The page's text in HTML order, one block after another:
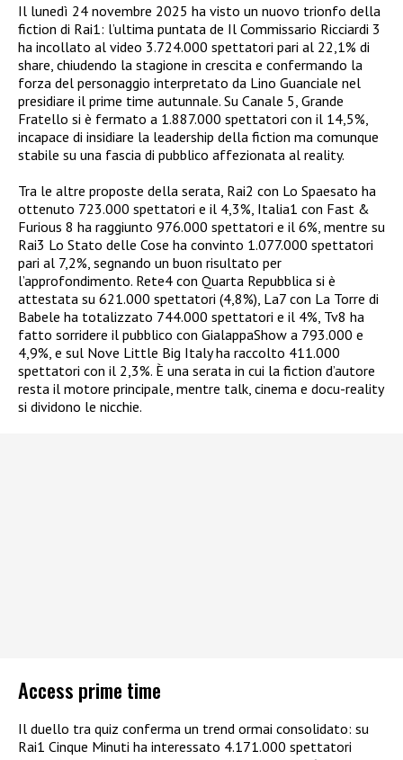
Il lunedì 24 novembre 2025 ha visto un nuovo trionfo della
fiction di Rai1: l’ultima puntata de Il Commissario Ricciardi 3
ha incollato al video 3.724.000 spettatori pari al 22,1% di
share, chiudendo la stagione in crescita e confermando la
forza del personaggio interpretato da Lino Guanciale nel
presidiare il prime time autunnale. Su Canale 5, Grande
Fratello si è fermato a 1.887.000 spettatori con il 14,5%,
incapace di insidiare la leadership della fiction ma comunque
stabile su una fascia di pubblico affezionata al reality.​
Tra le altre proposte della serata, Rai2 con Lo Spaesato ha
ottenuto 723.000 spettatori e il 4,3%, Italia1 con Fast &
Furious 8 ha raggiunto 976.000 spettatori e il 6%, mentre su
Rai3 Lo Stato delle Cose ha convinto 1.077.000 spettatori
pari al 7,2%, segnando un buon risultato per
l’approfondimento. Rete4 con Quarta Repubblica si è
attestata su 621.000 spettatori (4,8%), La7 con La Torre di
Babele ha totalizzato 744.000 spettatori e il 4%, Tv8 ha
fatto sorridere il pubblico con GialappaShow a 793.000 e
4,9%, e sul Nove Little Big Italy ha raccolto 411.000
spettatori con il 2,3%. È una serata in cui la fiction d’autore
resta il motore principale, mentre talk, cinema e docu-reality
si dividono le nicchie.​
Access prime time
Il duello tra quiz conferma un trend ormai consolidato: su
Rai1 Cinque Minuti ha interessato 4.171.000 spettatori